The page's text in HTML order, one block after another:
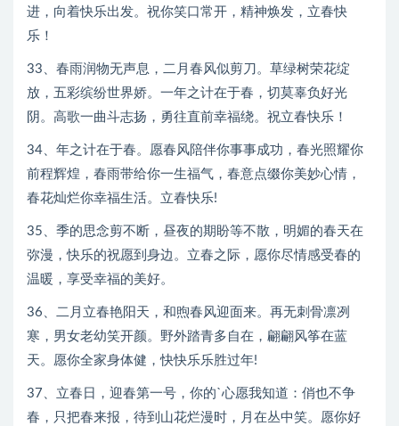
进，向着快乐出发。祝你笑口常开，精神焕发，立春快
乐！
33、春雨润物无声息，二月春风似剪刀。草绿树荣花绽
放，五彩缤纷世界娇。一年之计在于春，切莫辜负好光
阴。高歌一曲斗志扬，勇往直前幸福绕。祝立春快乐！
34、年之计在于春。愿春风陪伴你事事成功，春光照耀你
前程辉煌，春雨带给你一生福气，春意点缀你美妙心情，
春花灿烂你幸福生活。立春快乐!
35、季的思念剪不断，昼夜的期盼等不散，明媚的春天在
弥漫，快乐的祝愿到身边。立春之际，愿你尽情感受春的
温暖，享受幸福的美好。
36、二月立春艳阳天，和煦春风迎面来。再无刺骨凛冽
寒，男女老幼笑开颜。野外踏青多自在，翩翩风筝在蓝
天。愿你全家身体健，快快乐乐胜过年!
37、立春日，迎春第一号，你的`心愿我知道：俏也不争
春，只把春来报，待到山花烂漫时，月在丛中笑。愿你好